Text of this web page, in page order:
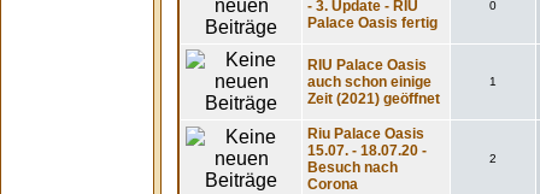
- 3. Update - RIU
Palace Oasis fertig
0
RIU Palace Oasis
auch schon einige
Zeit (2021) geöffnet
1
Riu Palace Oasis
15.07. - 18.07.20 -
Besuch nach
Corona
2